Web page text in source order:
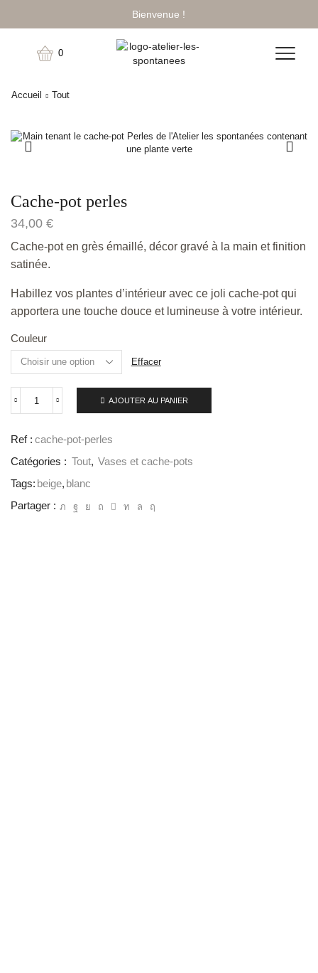
Bienvenue !
0
Accueil Tout
Cache-pot perles
34,00 €
Cache-pot en grès émaillé, décor gravé à la main et finition
satinée.
Habillez vos plantes d’intérieur avec ce joli cache-pot qui
apportera une touche douce et lumineuse à votre intérieur.
Couleur
Effacer
AJOUTER AU PANIER
Ref : cache-pot-perles
Catégories : Tout, Vases et cache-pots
Tags: beige, blanc
Partager :